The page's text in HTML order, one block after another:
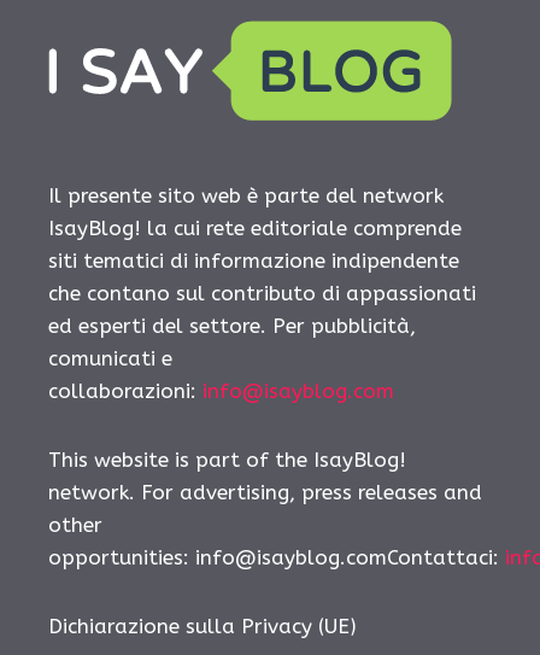
Il presente sito web è parte del network
IsayBlog! la cui rete editoriale comprende
siti tematici di informazione indipendente
che contano sul contributo di appassionati
ed esperti del settore. Per pubblicità,
comunicati e
collaborazioni: info@isayblog.com
This website is part of the IsayBlog!
network. For advertising, press releases and
other
opportunities: info@isayblog.comContattaci:
Dichiarazione sulla Privacy (UE)